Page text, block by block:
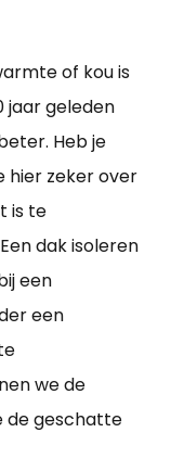
of kou is
jaar geleden
Heb je
hier zeker over
is te
dak isoleren
een
een
we de
de geschatte